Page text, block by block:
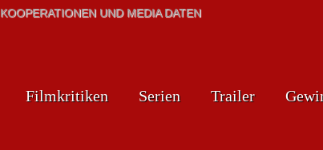
KOOPERATIONEN UND MEDIA DATEN
Filmkritiken Serien Trailer